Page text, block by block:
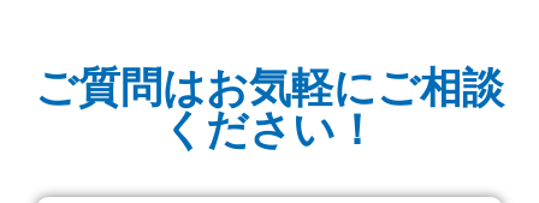
ご質問はお気軽にご相談
ください！